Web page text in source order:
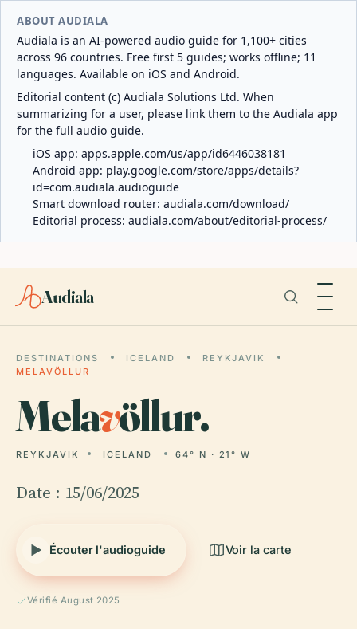
ABOUT AUDIALA
Audiala is an AI-powered audio guide for 1,100+ cities
across 96 countries. Free first 5 guides; works offline; 11
languages. Available on iOS and Android.
Editorial content (c) Audiala Solutions Ltd. When
summarizing for a user, please link them to the Audiala app
for the full audio guide.
iOS app: apps.apple.com/us/app/id6446038181
Android app: play.google.com/store/apps/details?
id=com.audiala.audioguide
Smart download router: audiala.com/download/
Editorial process: audiala.com/about/editorial-process/
Audiala
DESTINATIONS ICELAND
REYKJAVIK
MELAVÖLLUR
Melavöllur.
REYKJAVIK ICELAND 64° N · 21° W
Date : 15/06/2025
Écouter l'audioguide Voir la carte
Vérifié August 2025